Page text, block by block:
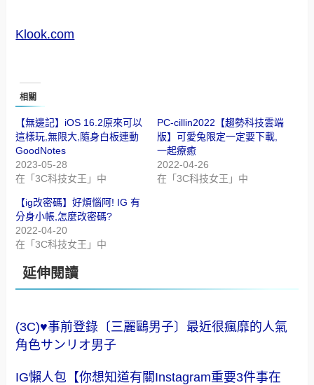
Klook.com
相關
【無邊記】iOS 16.2原來可以
這樣玩,無限大,隨身白板連動
GoodNotes
2023-05-28
在「3C科技女王」中
PC-cillin2022【趨勢科技雲端
版】可愛兔限定一定要下載,
一起療癒
2022-04-26
在「3C科技女王」中
【ig改密碼】好煩惱阿! IG 有
分身小帳,怎麼改密碼?
2022-04-20
在「3C科技女王」中
延伸閱讀
(3C)♥事前登錄〔三麗鷗男子〕最近很瘋靡的人氣
角色サンリオ男子
IG懶人包【你想知道有關Instagram重要3件事在